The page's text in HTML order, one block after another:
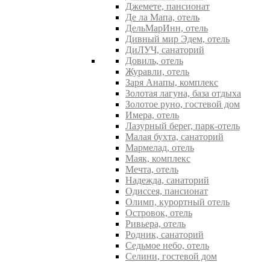
Джемете, пансионат
Де ла Мапа, отель
ДельМарИнн, отель
Дивный мир Эдем, отель
ДиЛУЧ, санаторий
Довиль, отель
Журавли, отель
Заря Анапы, комплекс
Золотая лагуна, база отдыха
Золотое руно, гостевой дом
Имера, отель
Лазурный берег, парк-отель
Малая бухта, санаторий
Мармелад, отель
Маяк, комплекс
Мечта, отель
Надежда, санаторий
Одиссея, пансионат
Олимп, курортный отель
Островок, отель
Ривьера, отель
Родник, санаторий
Седьмое небо, отель
Селини, гостевой дом